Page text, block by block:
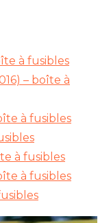
à fusibles
– boîte à
à fusibles
à fusibles
à fusibles